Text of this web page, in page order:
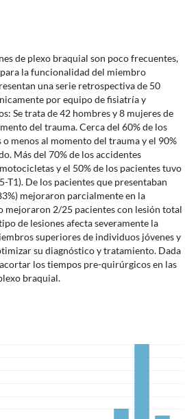
de plexo braquial son poco frecuentes,
la funcionalidad del miembro
una serie retrospectiva de 50
por equipo de fisiatría y
Se trata de 42 hombres y 8 mujeres de
del trauma. Cerca del 60% de los
o menos al momento del trauma y el 90%
Más del 70% de los accidentes
y el 50% de los pacientes tuvo
T1). De los pacientes que presentaban
mejoraron parcialmente en la
mejoraron 2/25 pacientes con lesión total
de lesiones afecta severamente la
superiores de individuos jóvenes y
su diagnóstico y tratamiento. Dada
los tiempos pre-quirúrgicos en las
braquial.